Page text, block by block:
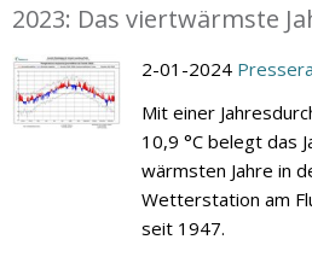
2023: Das viertwärmste
2-01-2024
Mit einer
10,9 °C belegt das
wärmsten Jahre in
Wetterstation am
seit 1947.